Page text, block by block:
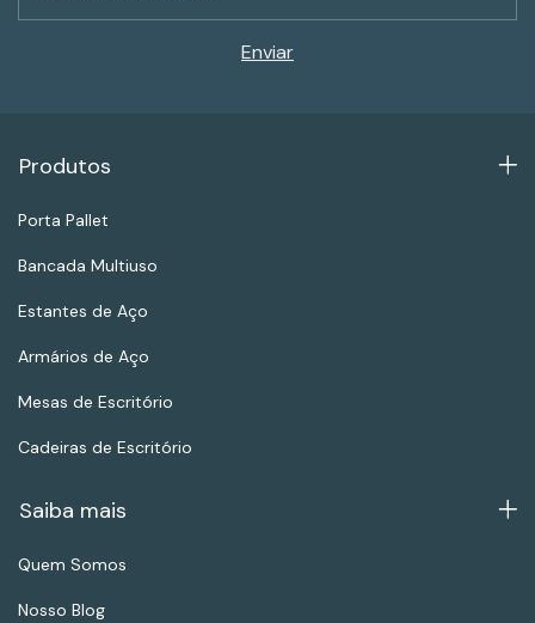
Produtos
Porta Pallet
Bancada Multiuso
Estantes de Aço
Armários de Aço
Mesas de Escritório
Cadeiras de Escritório
Saiba mais
Quem Somos
Nosso Blog